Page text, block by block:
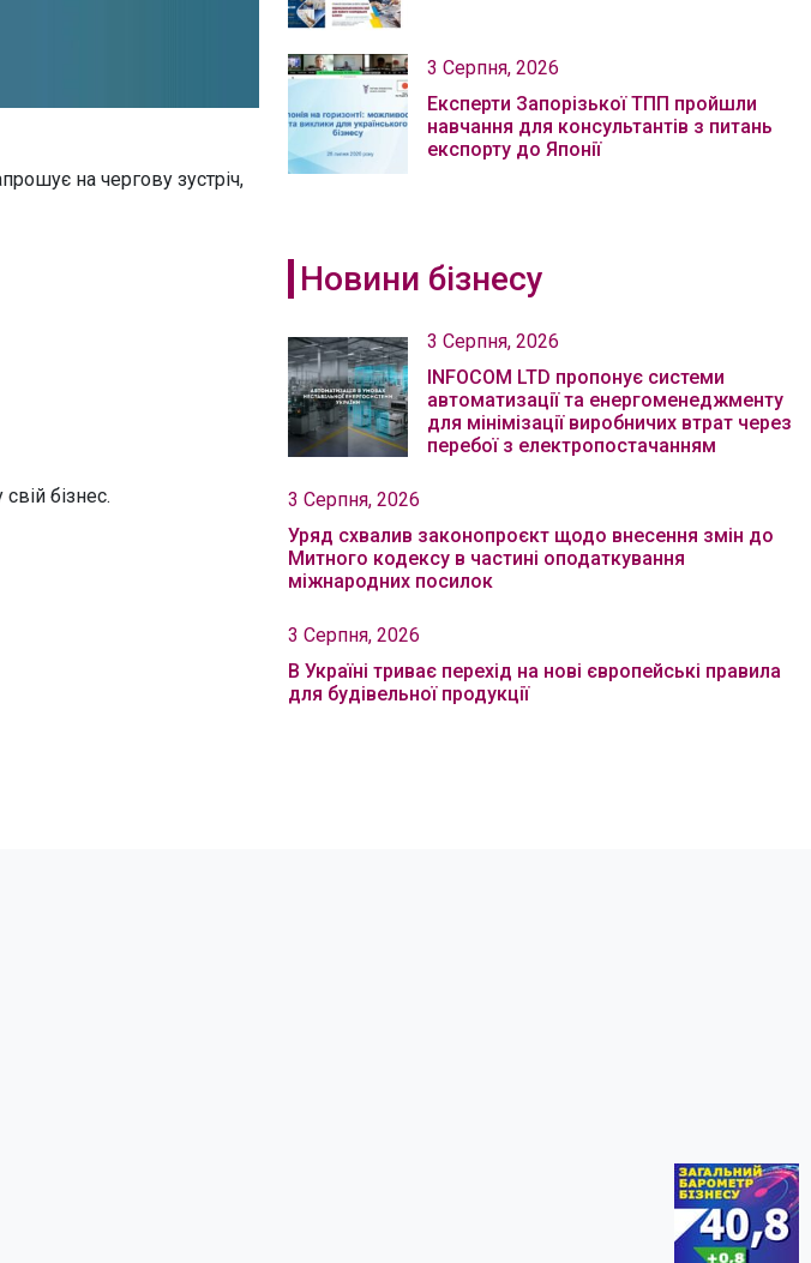
на чергову зустріч,
бізнес.
3 Серпня, 2026
Експерти Запорізької ТПП пройшли
навчання для консультантів з питань
експорту до Японії
Новини бізнесу
3 Серпня, 2026
INFOCOM LTD пропонує системи
автоматизації та енергоменеджменту
для мінімізації виробничих втрат через
перебої з електропостачанням
3 Серпня, 2026
Уряд схвалив законопроєкт щодо внесення змін до
Митного кодексу в частині оподаткування
міжнародних посилок
3 Серпня, 2026
В Україні триває перехід на нові європейські правила
для будівельної продукції